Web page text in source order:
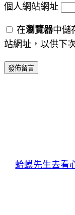
個人網站網址
在瀏覽器中儲
站網址，以供下
蛤蟆先生去看